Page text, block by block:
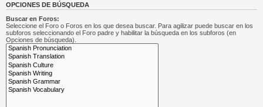
OPCIONES DE BÚSQUEDA
Buscar en Foros:
Seleccione el Foro o Foros en los que desea buscar. Para agilizar puede buscar en los
subforos seleccionando el Foro padre y habilitar la búsqueda en los subforos (en
Opciones de búsqueda).